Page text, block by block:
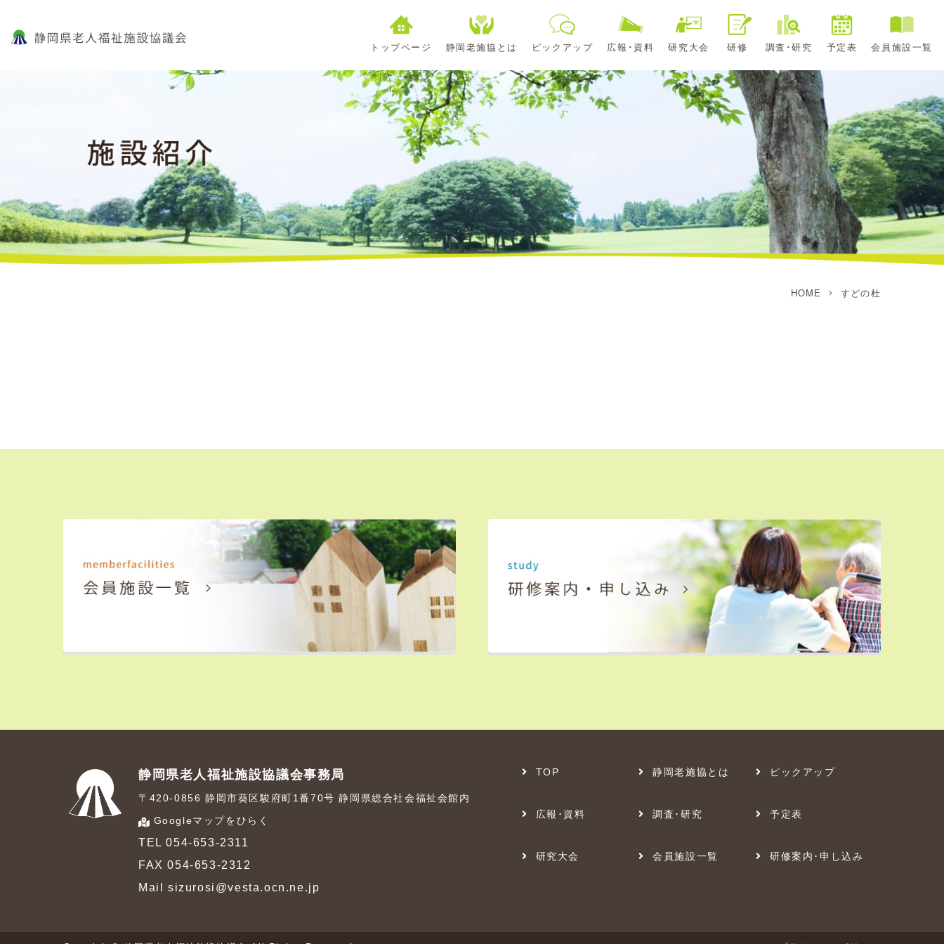
トップページ 静岡老施協とは ピックアップ 広報･資料 研究大会 研修 調査･研究 予定表 会員施設一覧
HOME すどの杜
TOP 静岡老施協とは ピックアップ
広報･資料 調査･研究 予定表
研究大会 会員施設一覧 研修案内･申し込み
静岡県老人福祉施設協議会事務局
〒420-0856 静岡市葵区駿府町1番70号 静岡県総合社会福祉会館内
Googleマップをひらく
TEL 054-653-2311
FAX 054-653-2312
Mail sizurosi@vesta.ocn.ne.jp